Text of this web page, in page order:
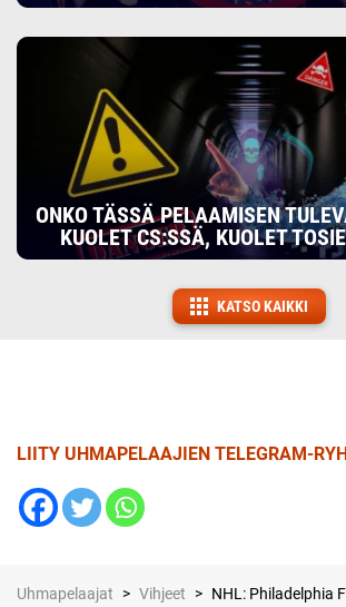
ONKO TÄSSÄ PELAAMISEN
KUOLET CS:SSÄ, KUOLET
KATSO KAIKKI
LIITY UHMAPELAAJIEN TELEGRAM-
Uhmapelaajat > Vihjeet > NHL: Philadelphia